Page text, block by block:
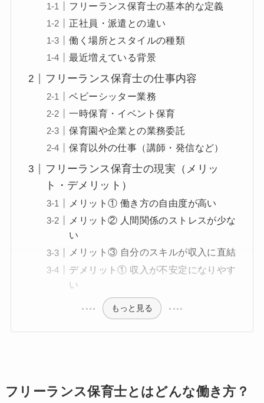
フリーランス保育士の基本的な定義
正社員・派遣との違い
働く場所とスタイルの種類
最近増えている背景
フリーランス保育士の仕事内容
ベビーシッター業務
一時保育・イベント保育
保育園や企業との業務委託
保育以外の仕事（講師・発信など）
フリーランス保育士の現実（メリッ
ト・デメリット）
メリット① 働き方の自由度が高い
メリット② 人間関係のストレスが少な
い
メリット③ 自分のスキルが収入に直結
デメリット① 収入が不安定になりやす
い
もっと見る
フリーランス保育士とはどんな働き方？